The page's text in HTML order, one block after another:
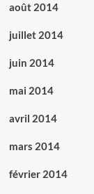
août 2014
juillet 2014
juin 2014
mai 2014
avril 2014
mars 2014
février 2014